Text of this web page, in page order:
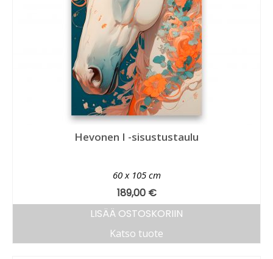
Hevonen I -sisustustaulu
60 x 105 cm
189,00 €
LISÄÄ OSTOSKORIIN
Katso tuote